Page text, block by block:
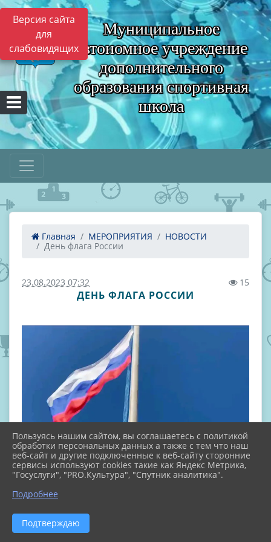
Версия сайта
для
слабовидящих
Муниципальное
автономное учреждение
дополнительного
образования спортивная
школа
Главная МЕРОПРИЯТИЯ
НОВОСТИ
День флага России
23.08.2023 07:32 15
ДЕНЬ ФЛАГА РОССИИ
Пользуясь нашим сайтом, вы соглашаетесь с политикой
обработки персональных данных а также с тем что наш
веб-сайт и другие подключенные к веб-сайту сторонние
сервисы используют cookies такие как Яндекс Метрика,
"Госуслуги", "PRO.Культура", "Спутник аналитика".
Подробнее
Подтверждаю